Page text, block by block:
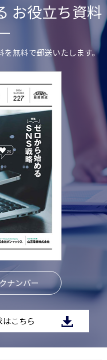
お役立ち資料
を無料で郵送いたします。
ナンバー
こちら